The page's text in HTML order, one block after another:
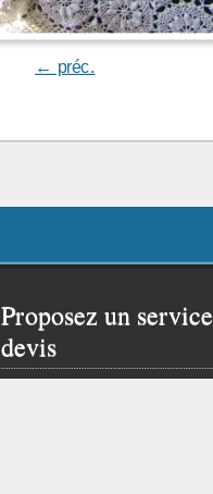
← préc.
Proposez un service
devis